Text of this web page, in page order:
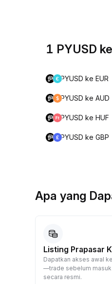
1 PYUSD
PYUSD ke EUR
PYUSD ke AUD
PYUSD ke HUF
PYUSD ke GBP
Apa yang
Listing Prapasar
Dapatkan akses awal
—trade sebelum
secara resmi.